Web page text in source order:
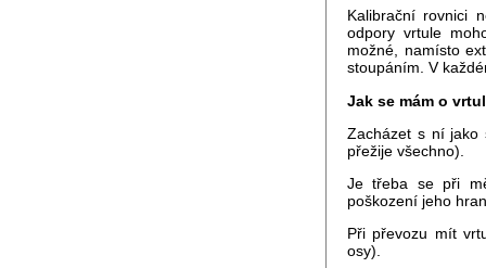
Kalibrační rovnici
odpory vrtule
možné, namísto
stoupáním. V
Jak se mám o
Zacházet s ní jako
přežije všechno).
Je třeba se při
poškození jeho
Při převozu mít
osy).